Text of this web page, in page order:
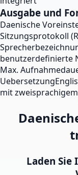
Ausgabe und
Daenische
Sitzungsprotokoll
benutzerdefinierte
Max.
Uebersetzung
mit
Laden Sie